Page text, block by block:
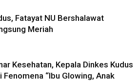
Fatayat NU Bershalawat
Meriah
Kesehatan, Kepala Dinkes Kudus
Fenomena “Ibu Glowing, Anak